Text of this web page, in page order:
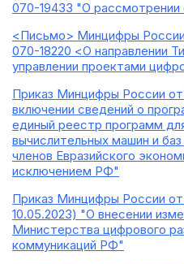
070-19433 "О рассмотрении
<Письмо> Минцифры
070-18220 <О направлении
управлении проектами
Приказ Минцифры России
включении сведений о
единый реестр программ
вычислительных машин и
членов Евразийского
исключением РФ"
Приказ Минцифры России от
10.05.2023) "О внесении
Министерства цифрового
коммуникаций РФ"